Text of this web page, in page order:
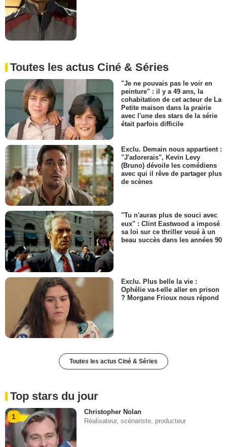
Toutes les actus Ciné & Séries
"Je ne pouvais pas le voir en
peinture" : il y a 49 ans, la
cohabitation de cet acteur de La
Petite maison dans la prairie
avec l'une des stars de la série
était parfois difficile
Exclu. Demain nous appartient :
"J'adorerais", Kevin Levy
(Bruno) dévoile les comédiens
avec qui il rêve de partager plus
de scènes
"Tu n'auras plus de souci avec
eux" : Clint Eastwood a imposé
sa loi sur ce thriller voué à un
beau succès dans les années 90
Exclu. Plus belle la vie :
Ophélie va-t-elle aller en prison
? Morgane Frioux nous répond
Toutes les actus Ciné & Séries
Top stars du jour
1
Christopher Nolan
Réalisateur, scénariste, producteur